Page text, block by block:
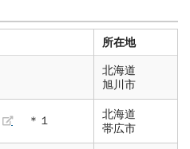
所在地
北海道
旭川市
＊１
北海道
帯広市